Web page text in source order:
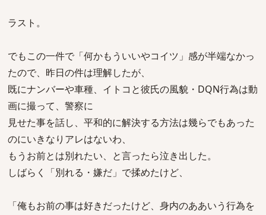
ラスト。
でもこの一件で「何かもういいやコイツ」感が半端なかっ
たので、昨日の件は理解したが、
既にナンバーや車種、イトコと彼氏の風貌・DQN行為は動
画に撮って、警察に
見せた事を話し、平和的に解決する方法は幾らでもあった
のにいきなりアレはないわ、
もうお前とは別れたい、と言ったら泣き出した。
しばらく「別れる・嫌だ」で揉めたけど、
「俺もお前の事は好きだったけど、身内のああいう行為を